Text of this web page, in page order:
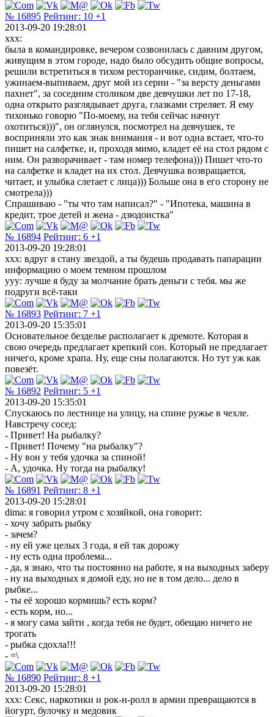
№ 16895 Рейтинг: 10 +1
2013-09-20 19:28:01
xxx:
была в командировке, вечером созвонилась с давним другом,
живущим в этом городе, надо было обсудить общие вопросы,
решили встретиться в тихом ресторанчике, сидим, болтаем,
ужинаем-выпиваем, друг мой из серии - "за версту деньгами
пахнет", за соседним столиком две девчушки лет по 17-18,
одна открыто разглядывает друга, глазками стреляет. Я ему
тихонько говорю "По-моему, на тебя сейчас начнут
охотиться)))", он оглянулся, посмотрел на девчушек, те
восприняли это как знак внимания - и вот одна встает, что-то
пишет на салфетке, и, проходя мимо, кладет её на стол рядом с
ним. Он разворачивает - там номер телефона))) Пишет что-то
на салфетке и кладет на их стол. Девчушка возвращается,
читает, и улыбка слетает с лица))) Больше она в его сторону не
смотрела)))
Спрашиваю - "ты что там написал?" - "Ипотека, машина в
кредит, трое детей и жена - дзюдоистка"
№ 16894 Рейтинг: 6 +1
2013-09-20 19:28:01
xxx: вдруг я стану звездой, а ты будешь продавать папарации
информацию о моем темном прошлом
yyy: лучше я буду за молчание брать деньги с тебя. мы же
подруги всё-таки
№ 16893 Рейтинг: 7 +1
2013-09-20 15:35:01
Основательное безделье располагает к дремоте. Которая в
свою очередь предлагает крепкий сон. Который не предлагает
ничего, кроме храпа. Ну, еще сны полагаются. Но тут уж как
повезёт.
№ 16892 Рейтинг: 5 +1
2013-09-20 15:35:01
Спускаюсь по лестнице на улицу, на спине ружье в чехле.
Навстречу сосед:
- Привет! На рыбалку?
- Привет! Почему "на рыбалку"?
- Ну вон у тебя удочка за спиной!
- А, удочка. Ну тогда на рыбалку!
№ 16891 Рейтинг: 8 +1
2013-09-20 15:28:01
dima: я говорил утром с хозяйкой, она говорит:
- хочу забрать рыбку
- зачем?
- ну ей уже целых 3 года, я ей так дорожу
- ну есть одна проблема...
- да, я знаю, что ты постоянно на работе, я на выходных заберу
- ну на выходных я домой еду, но не в том дело... дело в
рыбке...
- ты её хорошо кормишь? есть корм?
- есть корм, но...
- я могу сама зайти , когда тебя не будет, обещаю ничего не
трогать
- рыбка сдохла!!!
- =\
№ 16890 Рейтинг: 8 +1
2013-09-20 15:28:01
xxx: Секс, наркотики и рок-н-ролл в армии превращаются в
йогурт, булочку и медовик